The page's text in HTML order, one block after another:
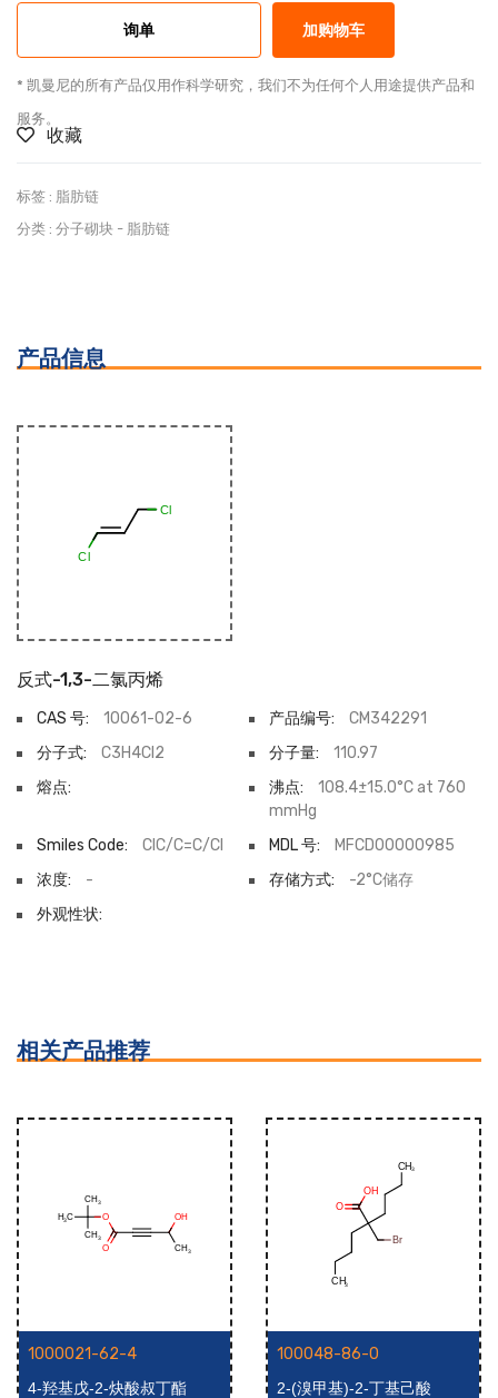
询单 加购物车
* 凯曼尼的所有产品仅用作科学研究，我们不为任何个人用途提供产品和
服务。
收藏
标签 : 脂肪链
分类 : 分子砌块 - 脂肪链
产品信息
反式-1,3-二氯丙烯
CAS 号: 10061-02-6 产品编号:
CM342291
分子式:
C3H4Cl2 分子量:
110.97
熔点:
沸点:
108.4±15.0°C at 760
mmHg
Smiles Code:
ClC/C=C/Cl MDL 号:
MFCD00000985
浓度:
- 存储方式:
-2°C储存
外观性状:
相关产品推荐
1000021-62-4
4-羟基戊-2-炔酸叔丁酯
100048-86-0
2-(溴甲基)-2-丁基己酸